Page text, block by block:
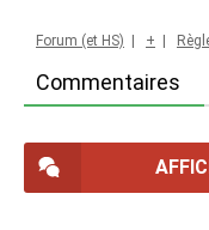
Commentaires
Forum (et HS) | + |